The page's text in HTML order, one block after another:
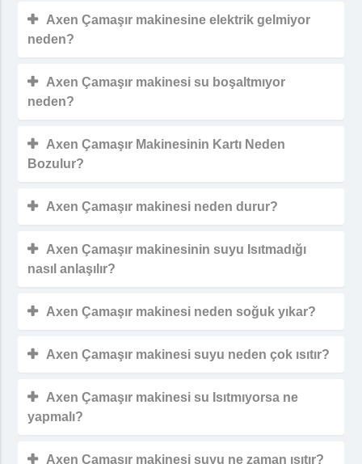
Axen Çamaşır makinesine elektrik gelmiyor
neden?
Axen Çamaşır makinesi su boşaltmıyor
neden?
Axen Çamaşır Makinesinin Kartı Neden
Bozulur?
Axen Çamaşır makinesi neden durur?
Axen Çamaşır makinesinin suyu Isıtmadığı
nasıl anlaşılır?
Axen Çamaşır makinesi neden soğuk yıkar?
Axen Çamaşır makinesi suyu neden çok ısıtır?
Axen Çamaşır makinesi su Isıtmıyorsa ne
yapmalı?
Axen Çamaşır makinesi suyu ne zaman ısıtır?